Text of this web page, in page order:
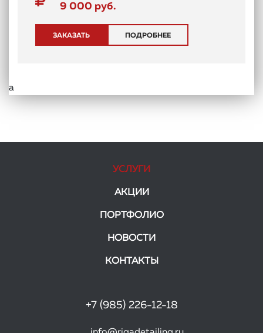
9 000 руб.
ЗАКАЗАТЬ ПОДРОБНЕЕ
а
УСЛУГИ
АКЦИИ
ПОРТФОЛИО
НОВОСТИ
КОНТАКТЫ
+7 (985) 226-12-18